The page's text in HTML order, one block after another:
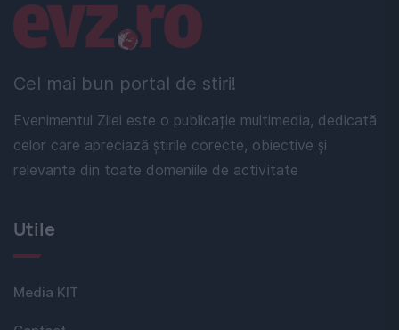
Cel mai bun portal de stiri!
Evenimentul Zilei este o publicație multimedia, dedicată
celor care apreciază știrile corecte, obiective și
relevante din toate domeniile de activitate
Linkuri utile
Utile
Media KIT